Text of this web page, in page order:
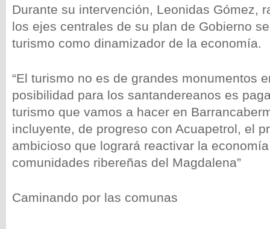
Durante su intervención, Leonidas Gómez,
los ejes centrales de su plan de Gobierno
turismo como dinamizador de la economía.
“El turismo no es de grandes monumentos
posibilidad para los santandereanos es
turismo que vamos a hacer en
incluyente, de progreso con Acuapetrol, el
ambicioso que logrará reactivar la
comunidades ribereñas del Magdalena”
Caminando por las comunas